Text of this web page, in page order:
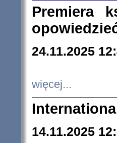
Premiera
24.11.2025
więcej...
14.11.2025